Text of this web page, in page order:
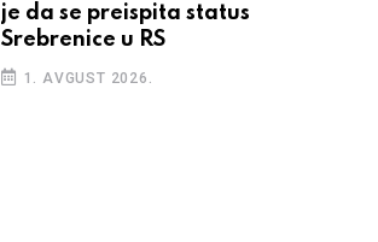
je da se preispita status
Srebrenice u RS
1. AVGUST 2026.